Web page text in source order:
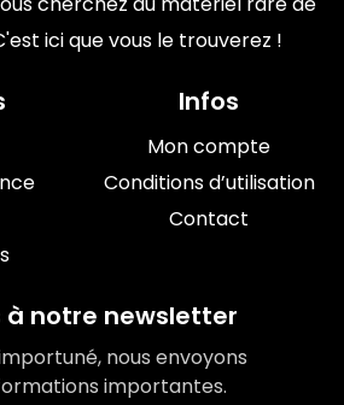
ici que vous le trouverez !
Infos
Mon compte
Conditions d’utilisation
Contact
à notre newsletter
nous envoyons
importantes.